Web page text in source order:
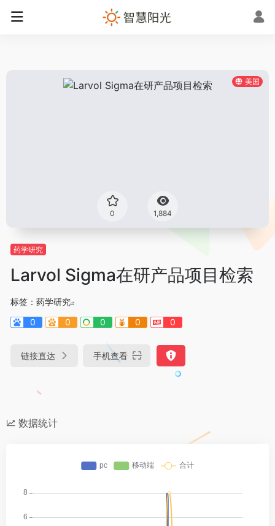
美国
0 1,884
药学研究
Larvol Sigma在研产品项目检索
标签： 药学研究
0
0 0 0 0
链接直达 手机查看
数据统计